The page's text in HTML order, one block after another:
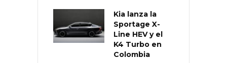
Kia lanza la
Sportage X-
Line HEV y el
K4 Turbo en
Colombia